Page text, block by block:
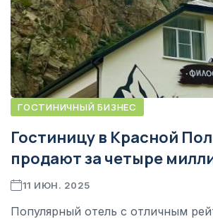
ГОСТИНИЧНЫЙ БИЗНЕС
Гостиницу в Красной
продают за четыре
11 ИЮН. 2025
Популярный отель с отличным